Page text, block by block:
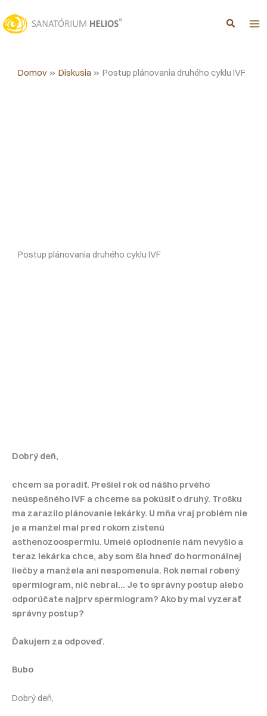
na
obsah
Domov Diskusia Postup plánovania druhého cyklu IVF
Postup plánovania druhého cyklu IVF
Dobrý deň,
chcem sa poradiť. Prešiel rok od nášho prvého
neúspešného IVF a chceme sa pokúsiť o druhý. Trošku
ma zarazilo plánovanie lekárky. U mňa vraj problém nie
je a manžel mal pred rokom zistenú
asthenozoospermiu. Umelé oplodnenie nám nevyšlo a
teraz lekárka chce, aby som šla hneď do hormonálnej
liečby a manžela ani nespomenula. Rok nemal robený
spermiogram, nič nebral… Je to správny postup alebo
odporúčate najprv spermiogram? Ako by mal vyzerať
správny postup?
Ďakujem za odpoveď.
Bubo
Dobrý deň,